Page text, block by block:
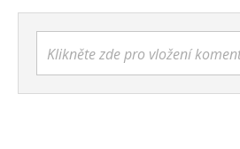
Klikněte zde pro vložení